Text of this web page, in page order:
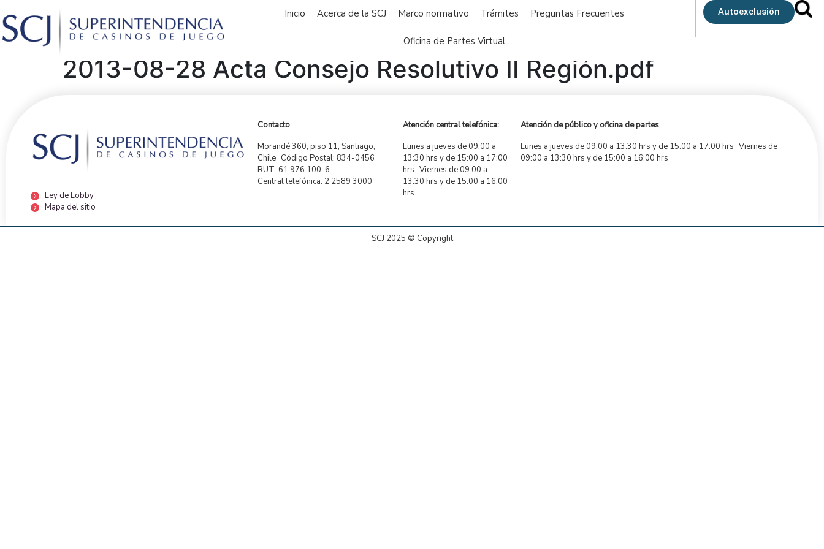
Inicio Acerca de la SCJ Marco normativo Trámites Preguntas Frecuentes
Oficina de Partes Virtual
Autoexclusión
2013-08-28 Acta Consejo Resolutivo II Región.pdf
Ley de Lobby
Mapa del sitio
Contacto
Morandé 360, piso 11, Santiago,
Chile Código Postal: 834-0456
RUT: 61.976.100-6
Central telefónica: 2 2589 3000
Atención central telefónica:
Lunes a jueves de 09:00 a
13:30 hrs y de 15:00 a 17:00
hrs Viernes de 09:00 a
13:30 hrs y de 15:00 a 16:00
hrs
Atención de público y oficina de partes
Lunes a jueves de 09:00 a 13:30 hrs y de 15:00 a 17:00 hrs Viernes de
09:00 a 13:30 hrs y de 15:00 a 16:00 hrs
SCJ 2025 © Copyright